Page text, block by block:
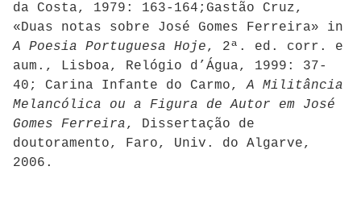
da Costa, 1979: 163-164;Gastão Cruz,
«Duas notas sobre José Gomes Ferreira» in
A Poesia Portuguesa Hoje, 2ª. ed. corr. e
aum., Lisboa, Relógio d’Água, 1999: 37-
40; Carina Infante do Carmo,A Militância
Melancólica ou a Figura de Autor em José
Gomes Ferreira, Dissertação de
doutoramento, Faro, Univ. do Algarve,
2006.